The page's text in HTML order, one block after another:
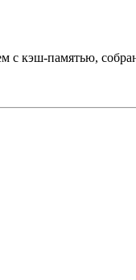
с кэш-памятью,